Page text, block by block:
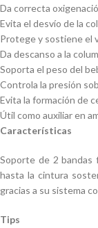
Da correcta
Evita el desvío de la
Protege y sostiene el
Da descanso a la
Soporta el peso del
Controla la presión
Evita la formación de
Útil como auxiliar en
Características
Soporte de 2 bandas
hasta la cintura
gracias a su sistema
Tips